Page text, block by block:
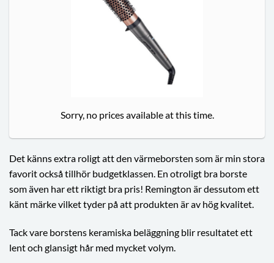
Det känns extra roligt att den värmeborsten som är min stora
favorit också tillhör budgetklassen. En otroligt bra borste
som även har ett riktigt bra pris! Remington är dessutom ett
känt märke vilket tyder på att produkten är av hög kvalitet.
Tack vare borstens keramiska beläggning blir resultatet ett
lent och glansigt hår med mycket volym.
Sorry, no prices available at this time.